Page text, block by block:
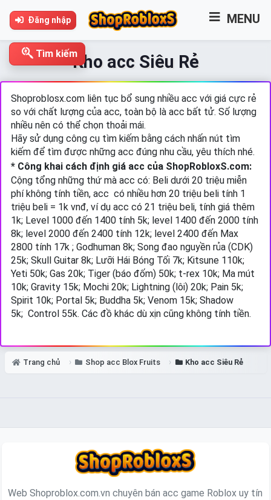
Đăng nhập MENU
Kho acc Siêu Rẻ
Shoproblosx.com liên tục bổ sung nhiều acc với giá cực rẻ
so với chất lượng của acc, toàn bộ là acc bất tử. Số lượng
nhiều nên có thể chọn thoải mái.
Hãy sử dụng công cụ tìm kiếm bằng cách nhấn nút tìm
kiếm để tìm được những acc đúng nhu cầu, yêu thích nhé.
* Công khai cách định giá acc của ShopRobloxS.com:
Cộng tổng những thứ mà acc có: Beli dưới 20 triệu miễn
phí không tính tiền, acc có nhiều hơn 20 triệu beli tính 1
triệu beli = 1k vnđ, ví dụ acc có 21 triệu beli, tính giá thêm
1k; Level 1000 đến 1400 tính 5k; level 1400 đến 2000 tính
8k; level 2000 đến 2400 tính 12k; level 2400 đến Max
2800 tính 17k ; Godhuman 8k; Song đao nguyền rủa (CDK)
25k; Skull Guitar 8k; Lưỡi Hái Bóng Tối 7k; Kitsune 110k;
Yeti 50k; Gas 20k; Tiger (báo đốm) 50k; t-rex 10k; Ma mút
10k; Gravity 15k; Mochi 20k; Lightning (lôi) 20k; Pain 5k;
Spirit 10k; Portal 5k; Buddha 5k; Venom 15k; Shadow
5k; Control 55k. Các đồ khác dù xịn cũng không tính tiền.
Trang chủ Shop acc Blox Fruits Kho acc Siêu Rẻ
Tìm kiếm
Web Shoproblox.com.vn chuyên bán acc game Roblox uy tín